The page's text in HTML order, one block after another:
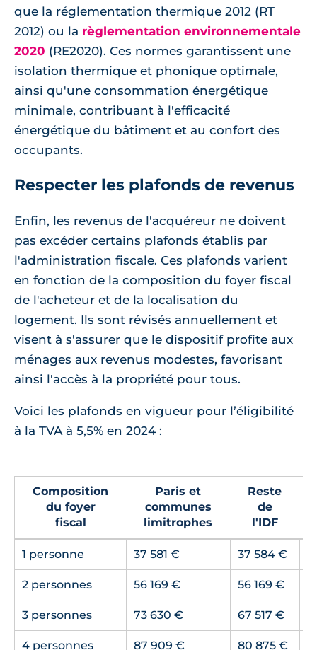
que la réglementation thermique 2012 (RT
2012) ou la règlementation environnementale
2020 (RE2020). Ces normes garantissent une
isolation thermique et phonique optimale,
ainsi qu'une consommation énergétique
minimale, contribuant à l'efficacité
énergétique du bâtiment et au confort des
occupants.
Respecter les plafonds de revenus
Enfin, les revenus de l'acquéreur ne doivent
pas excéder certains plafonds établis par
l'administration fiscale. Ces plafonds varient
en fonction de la composition du foyer fiscal
de l'acheteur et de la localisation du
logement. Ils sont révisés annuellement et
visent à s'assurer que le dispositif profite aux
ménages aux revenus modestes, favorisant
ainsi l'accès à la propriété pour tous.
Voici les plafonds en vigueur pour l’éligibilité
à la TVA à 5,5% en 2024 :
Composition
du foyer
fiscal
Paris et
communes
limitrophes
Reste
de
l'IDF
1 personne 37 581 € 37 584 €
2 personnes 56 169 € 56 169 €
3 personnes 73 630 € 67 517 €
4 personnes 87 909 € 80 875 €